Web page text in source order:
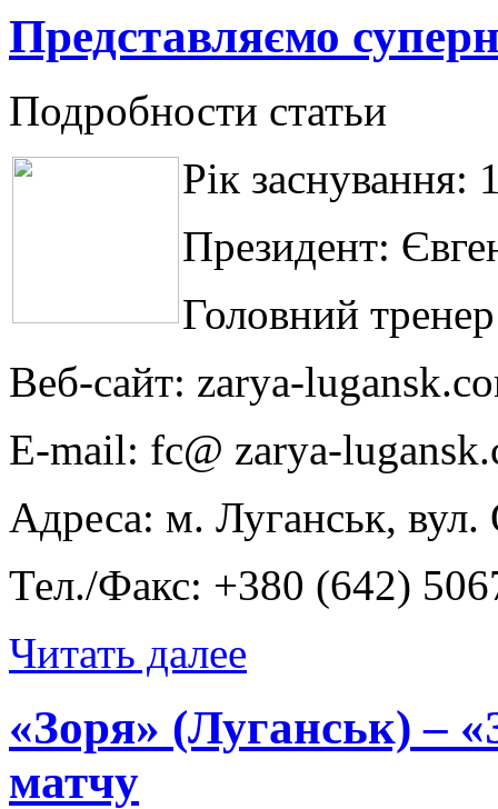
Представляємо
Подробности статьи
Рік заснування:
Президент:
Головний
Веб-сайт: zarya-
E-mail: fc@ zarya-
Адреса: м. Луганськ,
Тел./Факс: +380 (642)
Читать далее
«Зоря» (Луганськ) –
матчу